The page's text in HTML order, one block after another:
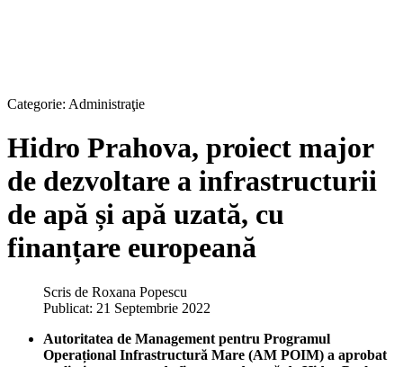
Categorie: Administraţie
Hidro Prahova, proiect major
de dezvoltare a infrastructurii
de apă și apă uzată, cu
finanțare europeană
Scris de Roxana Popescu
Publicat: 21 Septembrie 2022
Autoritatea de Management pentru Programul
Operațional Infrastructură Mare (AM POIM) a aprobat